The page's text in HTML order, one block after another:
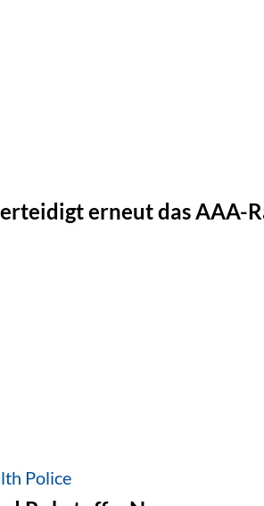
erneut das AAA-
Police